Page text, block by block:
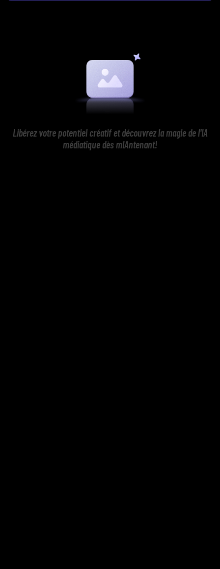
Libérez votre potentiel créatif et découvrez la magie de l'IA
médiatique dès mIAntenant!